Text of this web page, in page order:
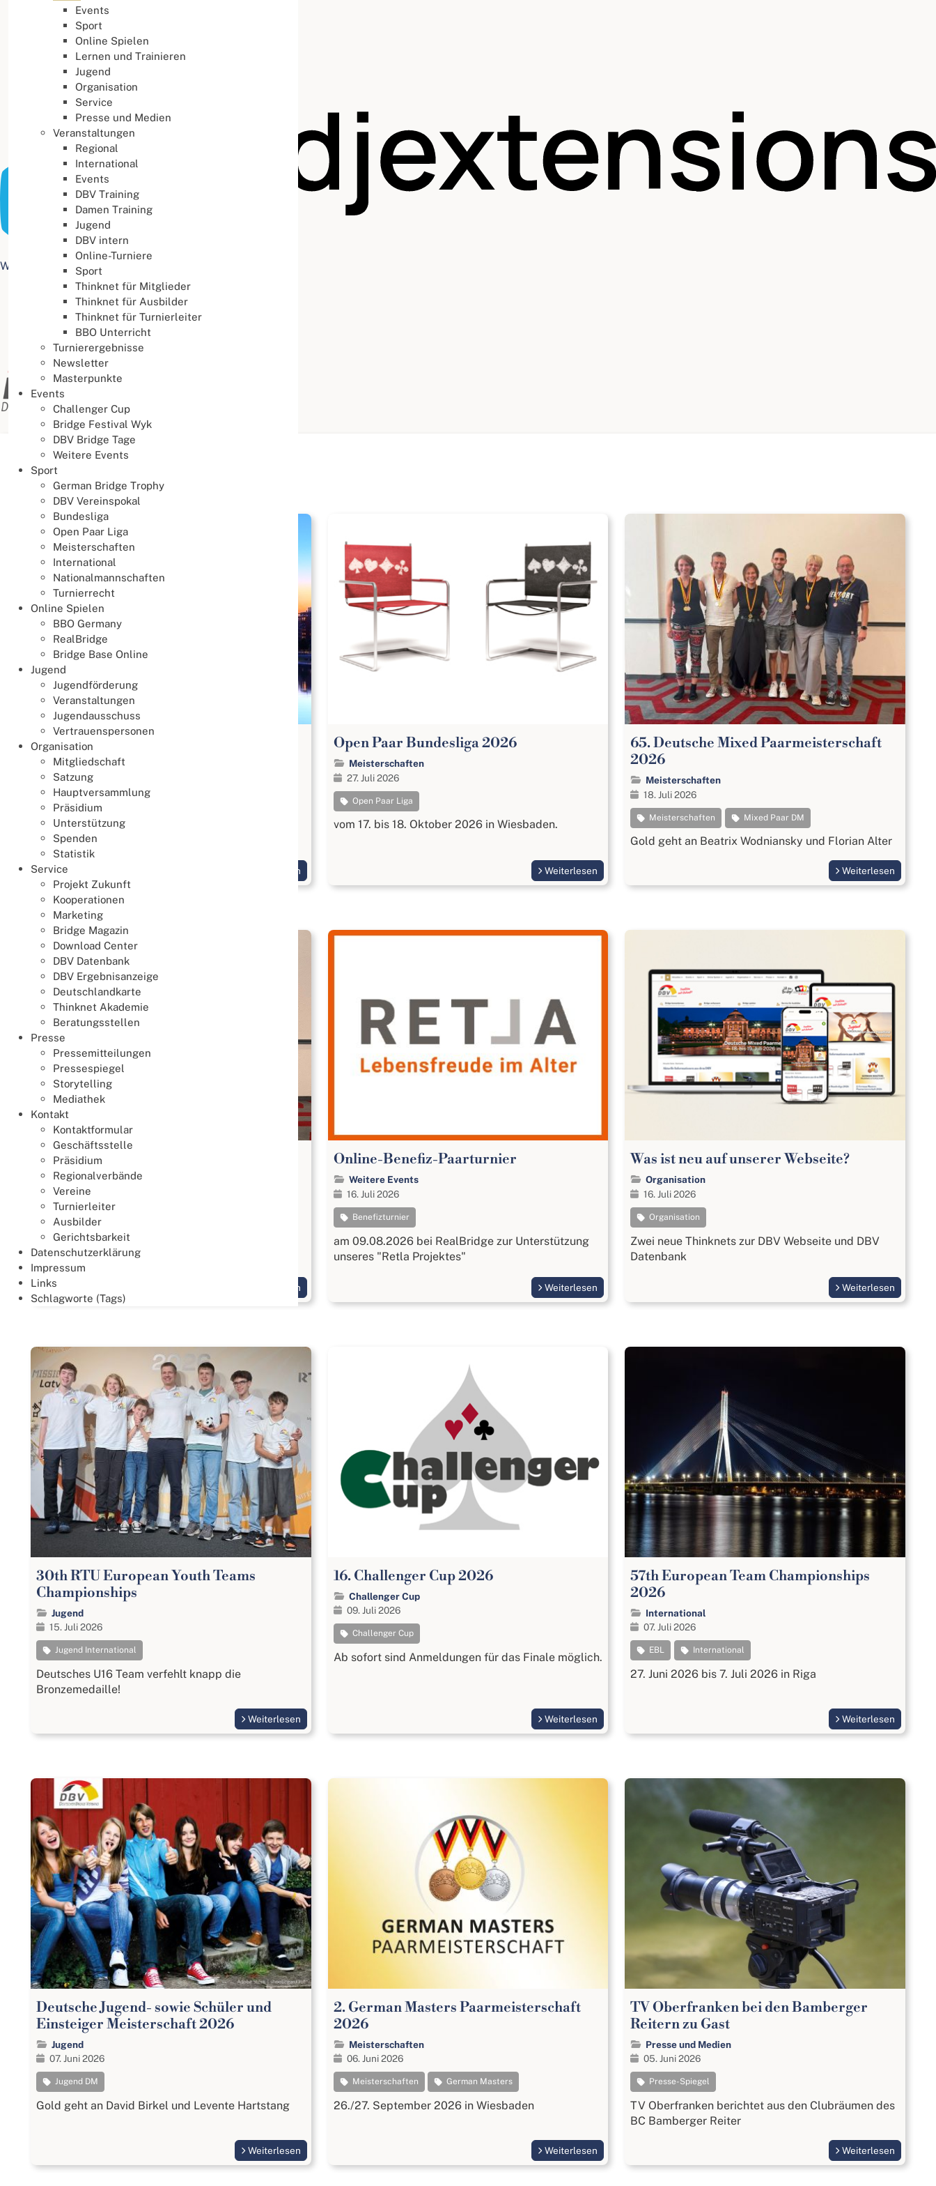
Buchstabenabstand
Web Accessibility plugin
Events
Sport
Online Spielen
Lernen und Trainieren
Jugend
Organisation
Service
Presse und Medien
Veranstaltungen
Regional
International
Events
DBV Training
Damen Training
Jugend
DBV intern
Online-Turniere
Sport
Thinknet für Mitglieder
Thinknet für Ausbilder
Thinknet für Turnierleiter
BBO Unterricht
Turnierergebnisse
Newsletter
Masterpunkte
Events
Challenger Cup
Bridge Festival Wyk
DBV Bridge Tage
Weitere Events
Sport
German Bridge Trophy
DBV Vereinspokal
Bundesliga
Open Paar Liga
Meisterschaften
International
Nationalmannschaften
Turnierrecht
Online Spielen
BBO Germany
RealBridge
Bridge Base Online
Jugend
Jugendförderung
Veranstaltungen
Jugendausschuss
Vertrauenspersonen
Organisation
Mitgliedschaft
Satzung
Hauptversammlung
Präsidium
Unterstützung
Spenden
Statistik
Service
Projekt Zukunft
Kooperationen
Marketing
Bridge Magazin
Download Center
DBV Datenbank
DBV Ergebnisanzeige
Deutschlandkarte
Thinknet Akademie
Beratungsstellen
Presse
Pressemitteilungen
Pressespiegel
Storytelling
Mediathek
Kontakt
Kontaktformular
Geschäftsstelle
Präsidium
Regionalverbände
Vereine
Turnierleiter
Ausbilder
Gerichtsbarkeit
Datenschutzerklärung
Impressum
Links
Schlagworte (Tags)
Aktuelle Seite: Startseite
News
Bridge Anfängerkurs in Frankfurt
Lernen & Trainieren
02. August 2026
Bridge kennenlernen
Start am 3. September 2026, 10 Termine jeweils
Donnerstags
Weiterlesen
Open Paar Bundesliga 2026
Meisterschaften
27. Juli 2026
Open Paar Liga
vom 17. bis 18. Oktober 2026 in Wiesbaden.
Weiterlesen
65. Deutsche Mixed Paarmeisterschaft
2026
Meisterschaften
18. Juli 2026
Meisterschaften Mixed Paar DM
Gold geht an Beatrix Wodniansky und Florian Alter
Weiterlesen
19. Deutsche Mixed Teammeisterschaft
2026
Meisterschaften
17. Juli 2026
Meisterschaften
Gold geht an das Team: "Drei Hände und ein Fuß"
Weiterlesen
Online-Benefiz-Paarturnier
Weitere Events
16. Juli 2026
Benefizturnier
am 09.08.2026 bei RealBridge zur Unterstützung
unseres "Retla Projektes"
Weiterlesen
Was ist neu auf unserer Webseite?
Organisation
16. Juli 2026
Organisation
Zwei neue Thinknets zur DBV Webseite und DBV
Datenbank
Weiterlesen
30th RTU European Youth Teams
Championships
Jugend
15. Juli 2026
Jugend International
Deutsches U16 Team verfehlt knapp die
Bronzemedaille!
Weiterlesen
16. Challenger Cup 2026
Challenger Cup
09. Juli 2026
Challenger Cup
Ab sofort sind Anmeldungen für das Finale möglich.
Weiterlesen
57th European Team Championships
2026
International
07. Juli 2026
EBL International
27. Juni 2026 bis 7. Juli 2026 in Riga
Weiterlesen
Deutsche Jugend- sowie Schüler und
Einsteiger Meisterschaft 2026
Jugend
07. Juni 2026
Jugend DM
Gold geht an David Birkel und Levente Hartstang
Weiterlesen
2. German Masters Paarmeisterschaft
2026
Meisterschaften
06. Juni 2026
Meisterschaften German Masters
26./27. September 2026 in Wiesbaden
Weiterlesen
TV Oberfranken bei den Bamberger
Reitern zu Gast
Presse und Medien
05. Juni 2026
Presse-Spiegel
TV Oberfranken berichtet aus den Clubräumen des
BC Bamberger Reiter
Weiterlesen